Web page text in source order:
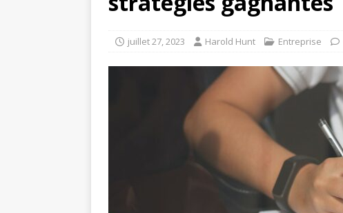
juillet 27, 2023 Harold Hunt Entreprise